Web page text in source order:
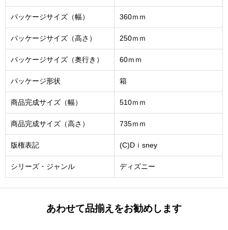
パッケージサイズ（幅） 360ｍｍ
パッケージサイズ（高さ） 250ｍｍ
パッケージサイズ（奥行き） 60ｍｍ
パッケージ形状 箱
商品完成サイズ（幅） 510ｍｍ
商品完成サイズ（高さ） 735ｍｍ
版権表記 (C)Dｉsney
シリーズ・ジャンル ディズニー
あわせて品揃えをお勧めします